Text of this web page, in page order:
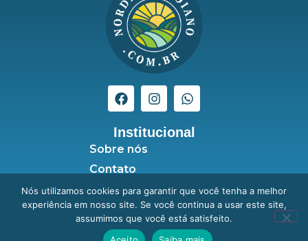
Institucional
Sobre nós
Contato
Seja anunciante
Política de Privacidade
Nós utilizamos cookies para garantir que você tenha a melhor
experiência em nosso site. Se você continua a usar este site,
assumimos que você está satisfeito.